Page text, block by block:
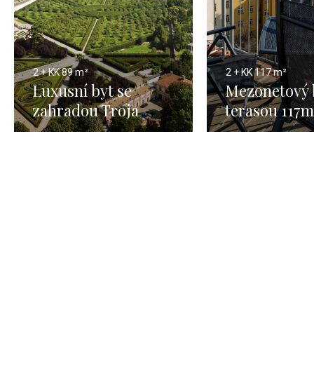
2 + KK89 m²
Luxusní byt se
zahradou Troja
2 + KK117 m²
Mezonetový
terasou 117m